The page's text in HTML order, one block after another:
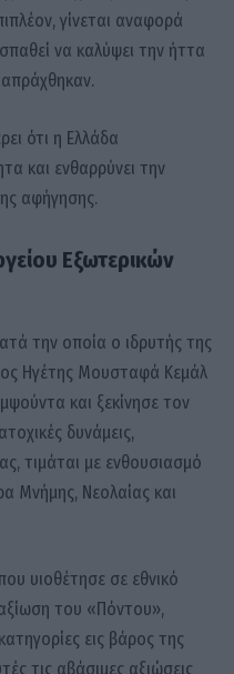
γίνεται αναφορά
να καλύψει την ήττα
ότι η Ελλάδα
και ενθαρρύνει την
αφήγησης.
Εξωτερικών
την οποία ο ιδρυτής της
Ηγέτης Μουσταφά Κεμάλ
και ξεκίνησε τον
δυνάμεις,
τιμάται με ενθουσιασμό
Μνήμης, Νεολαίας και
υιοθέτησε σε εθνικό
του «Πόντου»,
εις βάρος της
τις αβάσιμες αξιώσεις